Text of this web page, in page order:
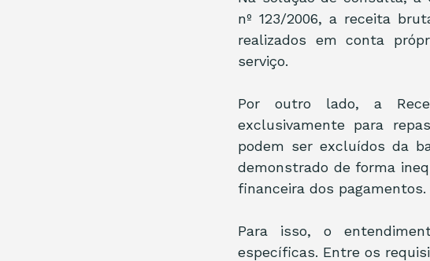
nº 123/2006, a receita
realizados em conta
serviço.
Por outro lado, a
exclusivamente para
podem ser excluídos da
demonstrado de forma
financeira dos pagamentos.
Para isso, o
específicas. Entre os